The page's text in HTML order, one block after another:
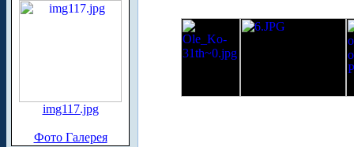
img117.jpg
Фото Галерея